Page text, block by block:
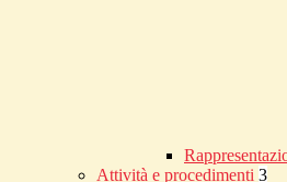
Attività e procedimenti 3